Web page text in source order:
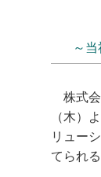
～
株式
（木）
リュー
てられ